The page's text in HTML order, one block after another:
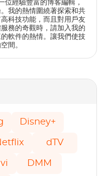
經驗豐富的博客編輯，
我的熱情圍繞著探索和共
科技功能，而且對用戶友
務的奇觀時，請加入我的
軟件的熱情。讓我們使技
間。
Disney+
dTV
DMM